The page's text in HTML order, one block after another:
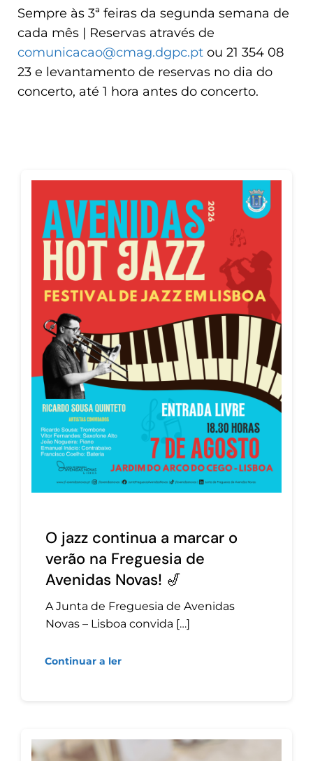
Sempre às 3ª feiras da segunda semana de
cada mês | Reservas através de
comunicacao@cmag.dgpc.pt ou 21 354 08
23 e levantamento de reservas no dia do
concerto, até 1 hora antes do concerto.
O jazz continua a marcar o
verão na Freguesia de
Avenidas Novas! 🎷
A Junta de Freguesia de Avenidas
Novas – Lisboa convida […]
Continuar a ler